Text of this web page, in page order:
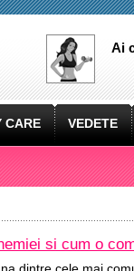
Ai
CARE VEDETE
si cum o